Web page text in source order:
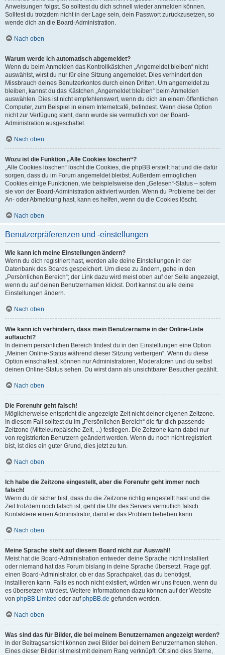
Anweisungen folgst. So solltest du dich schnell wieder anmelden können.
Solltest du trotzdem nicht in der Lage sein, dein Passwort zurückzusetzen, so
wende dich an die Board-Administration.
Nach oben
Warum werde ich automatisch abgemeldet?
Wenn du beim Anmelden das Kontrollkästchen „Angemeldet bleiben“ nicht
auswählst, wirst du nur für eine Sitzung angemeldet. Dies verhindert den
Missbrauch deines Benutzerkontos durch einen Dritten. Um angemeldet zu
bleiben, kannst du das Kästchen „Angemeldet bleiben“ beim Anmelden
auswählen. Dies ist nicht empfehlenswert, wenn du dich an einem öffentlichen
Computer, zum Beispiel in einem Internetcafé, befindest. Wenn diese Option
nicht zur Verfügung steht, dann wurde sie vermutlich von der Board-
Administration ausgeschaltet.
Nach oben
Wozu ist die Funktion „Alle Cookies löschen“?
„Alle Cookies löschen“ löscht die Cookies, die phpBB erstellt hat und die dafür
sorgen, dass du im Forum angemeldet bleibst. Außerdem ermöglichen
Cookies einige Funktionen, wie beispielsweise den „Gelesen“-Status – sofern
sie von der Board-Administration aktiviert wurden. Wenn du Probleme bei der
An- oder Abmeldung hast, kann es helfen, wenn du die Cookies löscht.
Nach oben
Benutzerpräferenzen und -einstellungen
Wie kann ich meine Einstellungen ändern?
Wenn du dich registriert hast, werden alle deine Einstellungen in der
Datenbank des Boards gespeichert. Um diese zu ändern, gehe in den
„Persönlichen Bereich“; der Link dazu wird meist oben auf der Seite angezeigt,
wenn du auf deinen Benutzernamen klickst. Dort kannst du alle deine
Einstellungen ändern.
Nach oben
Wie kann ich verhindern, dass mein Benutzername in der Online-Liste
auftaucht?
In deinem persönlichen Bereich findest du in den Einstellungen eine Option
„Meinen Online-Status während dieser Sitzung verbergen“. Wenn du diese
Option einschaltest, können nur Administratoren, Moderatoren und du selbst
deinen Online-Status sehen. Du wirst dann als unsichtbarer Besucher gezählt.
Nach oben
Die Forenuhr geht falsch!
Möglicherweise entspricht die angezeigte Zeit nicht deiner eigenen Zeitzone.
In diesem Fall solltest du im „Persönlichen Bereich“ die für dich passende
Zeitzone (Mitteleuropäische Zeit, ...) festlegen. Die Zeitzone kann dabei nur
von registrierten Benutzern geändert werden. Wenn du noch nicht registriert
bist, ist dies ein guter Grund, dies jetzt zu tun.
Nach oben
Ich habe die Zeitzone eingestellt, aber die Forenuhr geht immer noch
falsch!
Wenn du dir sicher bist, dass du die Zeitzone richtig eingestellt hast und die
Zeit trotzdem noch falsch ist, geht die Uhr des Servers vermutlich falsch.
Kontaktiere einen Administrator, damit er das Problem beheben kann.
Nach oben
Meine Sprache steht auf diesem Board nicht zur Auswahl!
Meist hat die Board-Administration entweder deine Sprache nicht installiert
oder niemand hat das Forum bislang in deine Sprache übersetzt. Frage ggf.
einen Board-Administrator, ob er das Sprachpaket, das du benötigst,
installieren kann. Falls es noch nicht existiert, würden wir uns freuen, wenn du
es übersetzen würdest. Weitere Informationen dazu können auf der Website
von phpBB Limited oder aufphpBB.de gefunden werden.
Nach oben
Was sind das für Bilder, die bei meinem Benutzernamen angezeigt werden?
In der Beitragsansicht können zwei Bilder bei deinem Benutzernamen stehen.
Eines dieser Bilder ist meist mit deinem Rang verknüpft: Oft sind dies Sterne,